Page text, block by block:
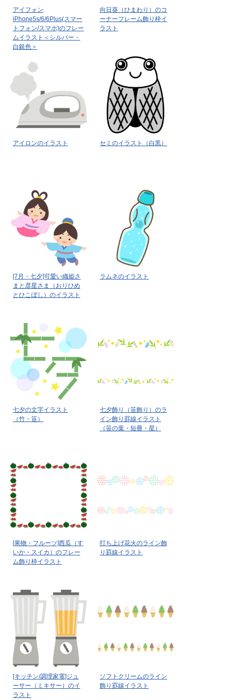
アイフォン
iPhone5s/6/6Plus(スマー
トフォン/スマホ)のフレー
ムイラスト＜シルバー・
白銀色＞
向日葵（ひまわり）のコ
ーナーフレーム飾り枠イ
ラスト
アイロンのイラスト セミのイラスト（白黒）
[7月・七夕]可愛い織姫さ
まと彦星さま（おりひめ
とひこぼし）のイラスト
ラムネのイラスト
七夕の文字イラスト
（竹・笹）
七夕飾り（笹飾り）のラ
イン飾り罫線イラスト
（笹の葉・短冊・星）
[果物・フルーツ]西瓜（す
いか・スイカ）のフレー
ム飾り枠イラスト
打ち上げ花火のライン飾
り罫線イラスト
[キッチン/調理家電]ジュ
ーサー（ミキサー）のイ
ラスト
ソフトクリームのライン
飾り罫線イラスト